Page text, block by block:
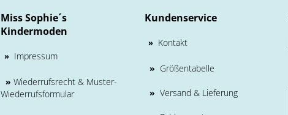
Miss Sophie´s
Kindermoden
» Impressum
» Wiederrufsrecht & Muster-
Wiederrufsformular
Kundenservice
» Kontakt
» Größentabelle
» Versand & Lieferung